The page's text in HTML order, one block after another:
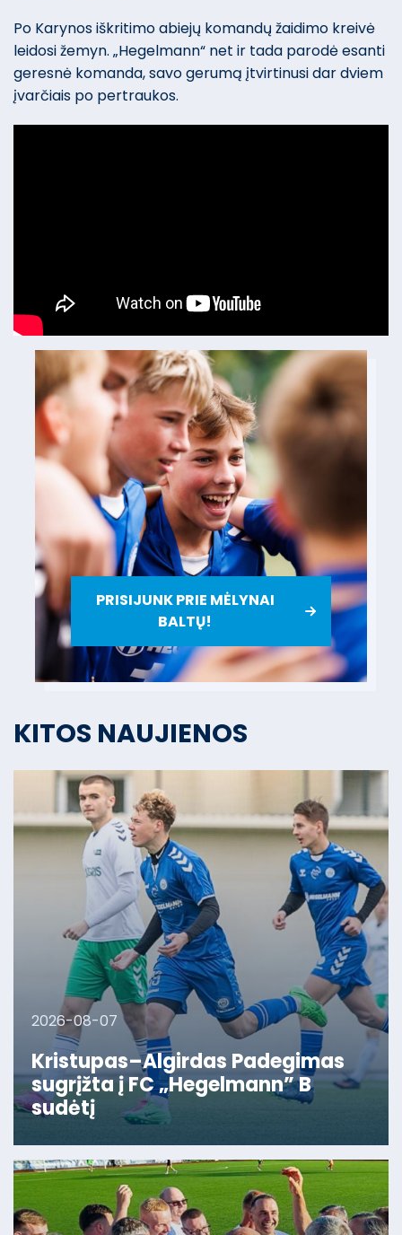
Po Karynos iškritimo abiejų komandų žaidimo kreivė
leidosi žemyn. „Hegelmann“ net ir tada parodė esanti
geresnė komanda, savo gerumą įtvirtinusi dar dviem
įvarčiais po pertraukos.
PRISIJUNK PRIE MĖLYNAI
BALTŲ!
KITOS NAUJIENOS
2026-08-07
Kristupas–Algirdas Padegimas
sugrįžta į FC „Hegelmann” B
sudėtį